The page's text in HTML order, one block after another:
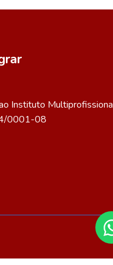
Instituto
0001-08